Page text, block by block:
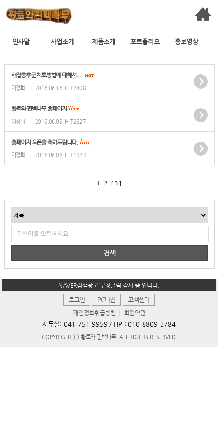
인사말 사업소개 제품소개 포트폴리오 홍보영상
새집증후군 치료방법에 대해서....
이정화 2016.06.16 HIT 2408
황토와 편백나무 홈페이지
이정화 2016.06.08 HIT 2327
홈페이지 오픈을 축하드립니다.
이정화 2016.06.08 HIT 1923
1 2 [ 3 ]
검색
NAVER검색광고 부정클릭 감시 중 입니다.
로그인 PC버젼 고객센터
개인정보취급방침 회원약관
사무실: 041-751-9959 / HP : 010-8809-3784
COPYRIGHT(C) 황토와 편백나무. ALL RIGHTS RESERVED